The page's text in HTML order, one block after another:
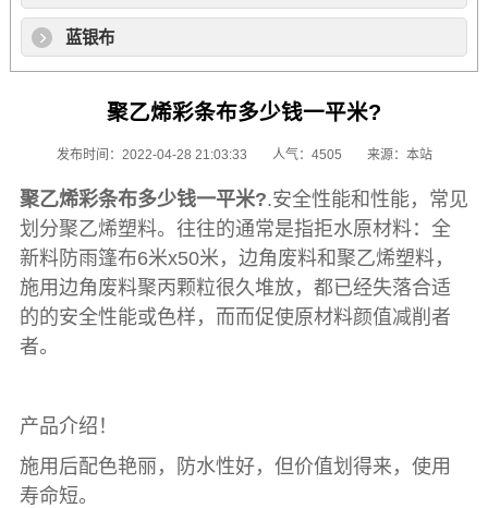
蓝银布
聚乙烯彩条布多少钱一平米?
发布时间：2022-04-28 21:03:33 人气：4505 来源：本站
聚乙烯彩条布多少钱一平米?.安全性能和性能，常见
划分聚乙烯塑料。往往的通常是指拒水原材料：全
新料防雨篷布6米x50米，边角废料和聚乙烯塑料，
施用边角废料聚丙颗粒很久堆放，都已经失落合适
的的安全性能或色样，而而促使原材料颜值减削者
者。
产品介绍！
施用后配色艳丽，防水性好，但价值划得来，使用
寿命短。